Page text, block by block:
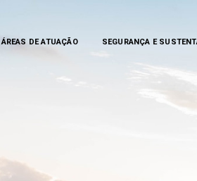
ÁREAS DE ATUAÇÃO SEGURANÇA E